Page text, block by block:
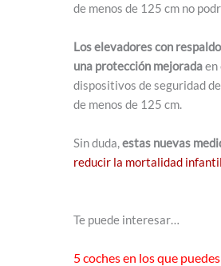
de menos de 125 cm no
Los elevadores con
una protección mejoradaen
dispositivos de seguridad
de menos de 125 cm.
Sin duda,estas nuevas
reducir la mortalidad infantil
Te puede interesar…
5 coches en los que